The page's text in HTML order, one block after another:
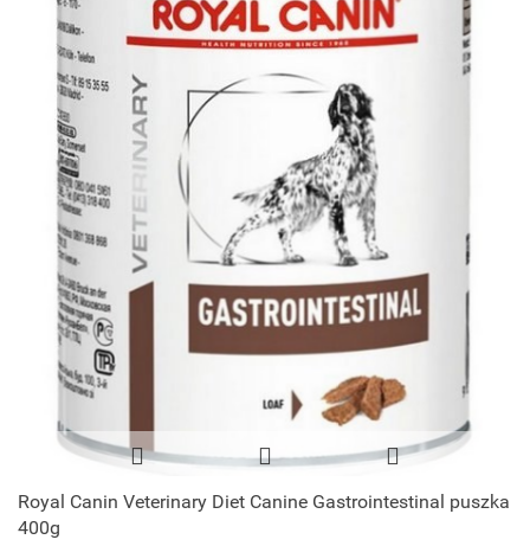
Royal Canin Veterinary Diet Canine Gastrointestinal puszka
400g